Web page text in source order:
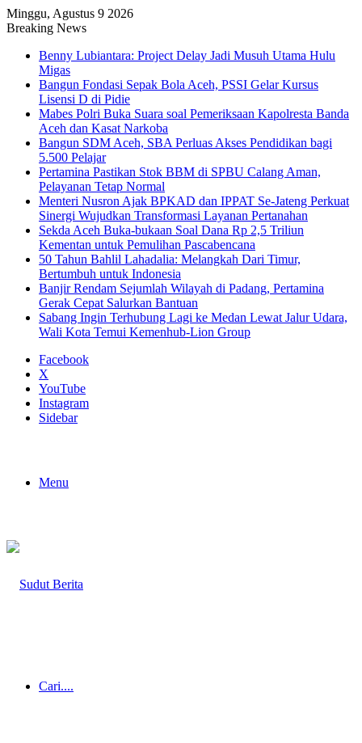
Minggu, Agustus 9 2026
Breaking News
Benny Lubiantara: Project Delay Jadi Musuh Utama Hulu
Migas
Bangun Fondasi Sepak Bola Aceh, PSSI Gelar Kursus
Lisensi D di Pidie
Mabes Polri Buka Suara soal Pemeriksaan Kapolresta Banda
Aceh dan Kasat Narkoba
Bangun SDM Aceh, SBA Perluas Akses Pendidikan bagi
5.500 Pelajar
Pertamina Pastikan Stok BBM di SPBU Calang Aman,
Pelayanan Tetap Normal
Menteri Nusron Ajak BPKAD dan IPPAT Se-Jateng Perkuat
Sinergi Wujudkan Transformasi Layanan Pertanahan
Sekda Aceh Buka-bukaan Soal Dana Rp 2,5 Triliun
Kementan untuk Pemulihan Pascabencana
50 Tahun Bahlil Lahadalia: Melangkah Dari Timur,
Bertumbuh untuk Indonesia
Banjir Rendam Sejumlah Wilayah di Padang, Pertamina
Gerak Cepat Salurkan Bantuan
Sabang Ingin Terhubung Lagi ke Medan Lewat Jalur Udara,
Wali Kota Temui Kemenhub-Lion Group
Facebook
X
YouTube
Instagram
Sidebar
Menu
Cari....